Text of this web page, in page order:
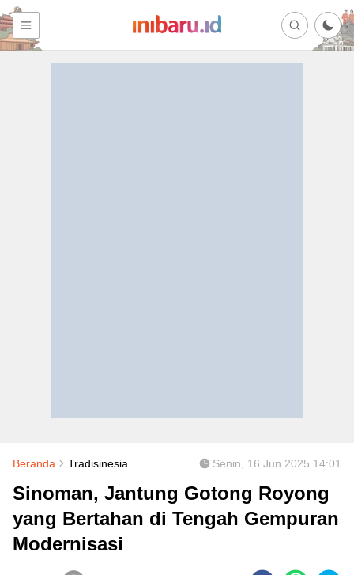
Beranda Tradisinesia Senin, 16 Jun 2025 14:01
Sinoman, Jantung Gotong Royong
yang Bertahan di Tengah Gempuran
Modernisasi